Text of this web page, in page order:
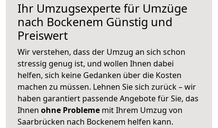
Ihr Umzugsexperte für Umzüge
nach Bockenem Günstig und
Preiswert
Wir verstehen, dass der Umzug an sich schon
stressig genug ist, und wollen Ihnen dabei
helfen, sich keine Gedanken über die Kosten
machen zu müssen. Lehnen Sie sich zurück – wir
haben garantiert passende Angebote für Sie, das
Ihnen ohne Probleme mit Ihrem Umzug von
Saarbrücken nach Bockenem helfen kann.